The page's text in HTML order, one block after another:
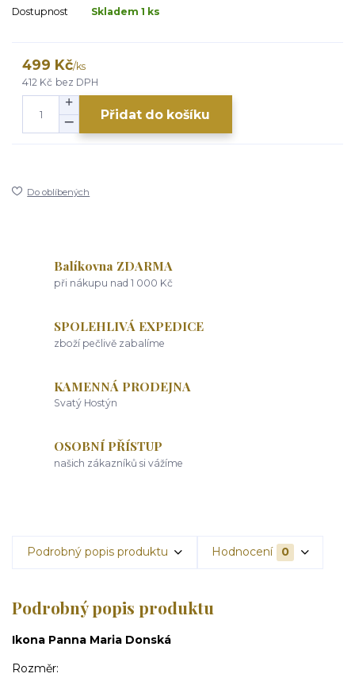
Dostupnost Skladem 1 ks
499 Kč/ks
412 Kč bez DPH
Přidat do košíku
Do oblíbených
Balíkovna ZDARMA
při nákupu nad 1 000 Kč
SPOLEHLIVÁ EXPEDICE
zboží pečlivě zabalíme
KAMENNÁ PRODEJNA
Svatý Hostýn
OSOBNÍ PŘÍSTUP
našich zákazníků si vážíme
Podrobný popis produktu Hodnocení 0
Podrobný popis produktu
Ikona Panna Maria Donská
Rozměr: